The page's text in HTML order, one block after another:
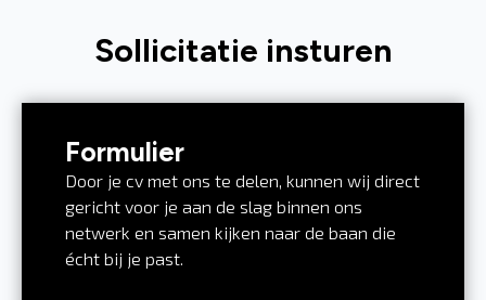
Sollicitatie insturen
Formulier
Door je cv met ons te delen, kunnen wij direct
gericht voor je aan de slag binnen ons
netwerk en samen kijken naar de baan die
écht bij je past.